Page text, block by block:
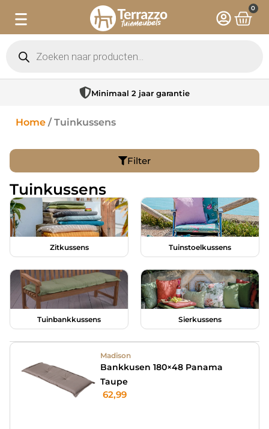
0
Sfeervolle showroom in Hattem
Home / Tuinkussens
Filter
Tuinkussens
Zitkussens Tuinstoelkussens
Tuinbankkussens Sierkussens
Madison
Bankkusen 180×48 Panama
Taupe
62,99